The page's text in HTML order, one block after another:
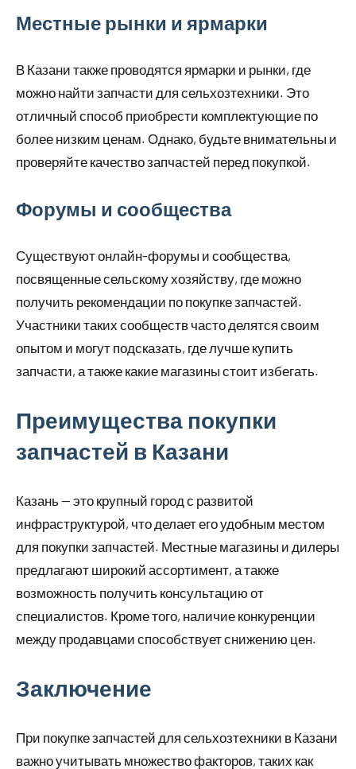
Местные рынки и ярмарки
В Казани также проводятся ярмарки и рынки, где
можно найти запчасти для сельхозтехники. Это
отличный способ приобрести комплектующие по
более низким ценам. Однако, будьте внимательны и
проверяйте качество запчастей перед покупкой.
Форумы и сообщества
Существуют онлайн-форумы и сообщества,
посвященные сельскому хозяйству, где можно
получить рекомендации по покупке запчастей.
Участники таких сообществ часто делятся своим
опытом и могут подсказать, где лучше купить
запчасти, а также какие магазины стоит избегать.
Преимущества покупки
запчастей в Казани
Казань — это крупный город с развитой
инфраструктурой, что делает его удобным местом
для покупки запчастей. Местные магазины и дилеры
предлагают широкий ассортимент, а также
возможность получить консультацию от
специалистов. Кроме того, наличие конкуренции
между продавцами способствует снижению цен.
Заключение
При покупке запчастей для сельхозтехники в Казани
важно учитывать множество факторов, таких как